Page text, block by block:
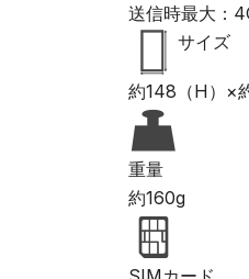
送信時最大：
サイズ
約148（H）×
重量
約160g